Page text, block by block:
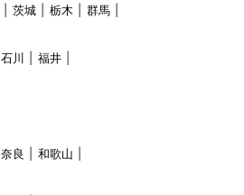
茨城 栃木
群馬
石川
福井
奈良
和歌山